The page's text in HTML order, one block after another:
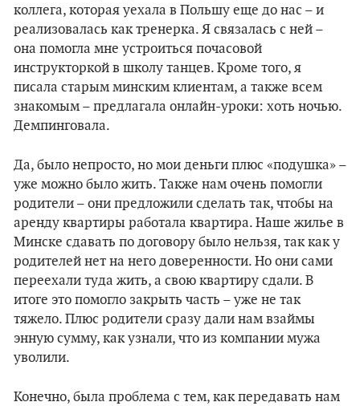
коллега, которая уехала в Польшу еще до нас – и
реализовалась как тренерка. Я связалась с ней –
она помогла мне устроиться почасовой
инструкторкой в школу танцев. Кроме того, я
писала старым минским клиентам, а также всем
знакомым – предлагала онлайн-уроки: хоть ночью.
Демпинговала.
Да, было непросто, но мои деньги плюс «подушка» –
уже можно было жить. Также нам очень помогли
родители – они предложили сделать так, чтобы на
аренду квартиры работала квартира. Наше жилье в
Минске сдавать по договору было нельзя, так как у
родителей нет на него доверенности. Но они сами
переехали туда жить, а свою квартиру сдали. В
итоге это помогло закрыть часть – уже не так
тяжело. Плюс родители сразу дали нам взаймы
энную сумму, как узнали, что из компании мужа
уволили.
Конечно, была проблема с тем, как передавать нам